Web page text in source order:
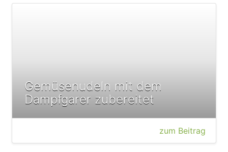
Gemüsenudeln mit dem
Dampfgarer zubereitet
zum Beitrag